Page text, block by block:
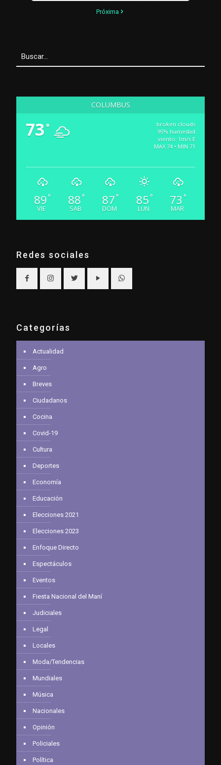
Próxima
COLUMBUS
73 °
broken clouds
95% humedad
viento: 1m/s E
MAX 74 • MIN 71
89 °
VIE
88 °
SAB
87 °
DOM
85 °
LUN
73 °
MAR
Redes sociales
Categorías
Actualidad
Agro
Breves
Ciudadanos
Cocina
Covid-19
Cultura
Deportes
Economía
Educación
Elecciones 2021
Elecciones 2023
Enfoque Directo
Espectáculos
Eventos
Fiesta Nacional del Maní
Judiciales
Legal
Locales
Moda/Tendencias
Mundiales
Música
Nacionales
Opinión
Policiales
Política